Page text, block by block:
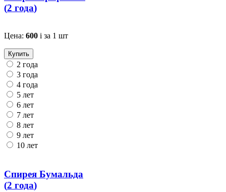
(2 года)
Цена: 600 i за 1 шт
Купить
2 года
3 года
4 года
5 лет
6 лет
7 лет
8 лет
9 лет
10 лет
Спирея Бумальда
(2 года)